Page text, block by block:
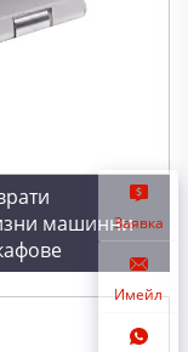
машинниЗаявка
Имейл